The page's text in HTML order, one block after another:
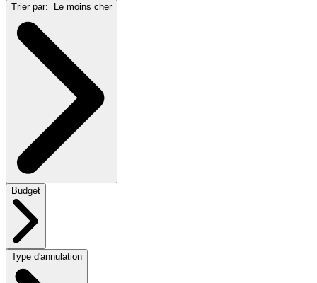
Trier par: Le moins cher
Budget
Type d'annulation